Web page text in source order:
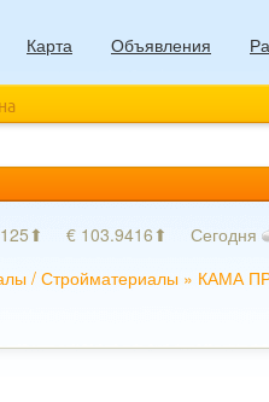
Карта Объявления
€ 103.9416⬆ Сегодня
/ Стройматериалы » КАМА